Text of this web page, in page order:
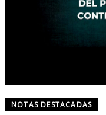
NOTAS DESTACADAS